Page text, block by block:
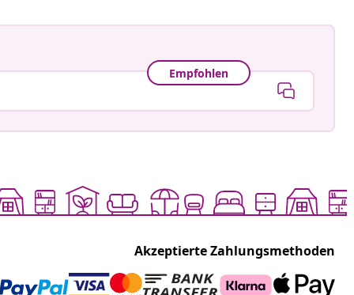
Empfohlen
Akzeptierte Zahlungsmethoden